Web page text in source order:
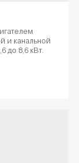
и канальной
до 8,6 кВт.